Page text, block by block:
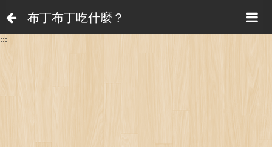
布丁布丁吃什麼？
:::